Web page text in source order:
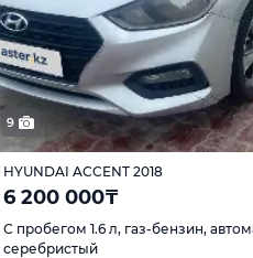
9
HYUNDAI ACCENT 2018
6 200 000₸
С пробегом 1.6 л, газ-бензин,
серебристый